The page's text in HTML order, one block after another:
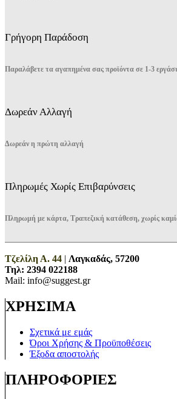
Γρήγορη Παράδοση
Παραλάβετε τα αγαπημένα σας προϊόντα σε 1-3
Δωρεάν Αλλαγή
Δωρεάν η πρώτη αλλαγή
Πληρωμές Χωρίς Επιβαρύνσεις
Πληρωμή με κάρτα, Τραπεζική κατάθεση, χωρίς
Τζελίλη Α. 44 | Λαγκαδάς, 57200
Τηλ: 2394 022188
Mail: info@suggest.gr
ΧΡΗΣΙΜΑ
Σχετικά με εμάς
Όροι Χρήσης & Προϋποθέσεις
Έξοδα αποστολής
ΠΛΗΡΟΦΟΡΙΕΣ